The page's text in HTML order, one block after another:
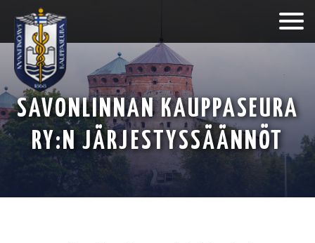
SAVONLINNAN KAUPPASEURA
RY:N JÄRJESTYSSÄÄNNÖT